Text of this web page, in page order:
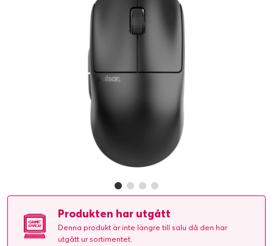
Produkten har utgått
Denna produkt är inte längre till salu då den har
utgått ur sortimentet.